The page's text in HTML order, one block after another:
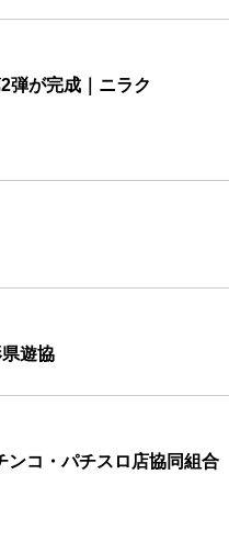
弾が完成｜ニラク
遊協
ンコ・パチスロ店協同組合